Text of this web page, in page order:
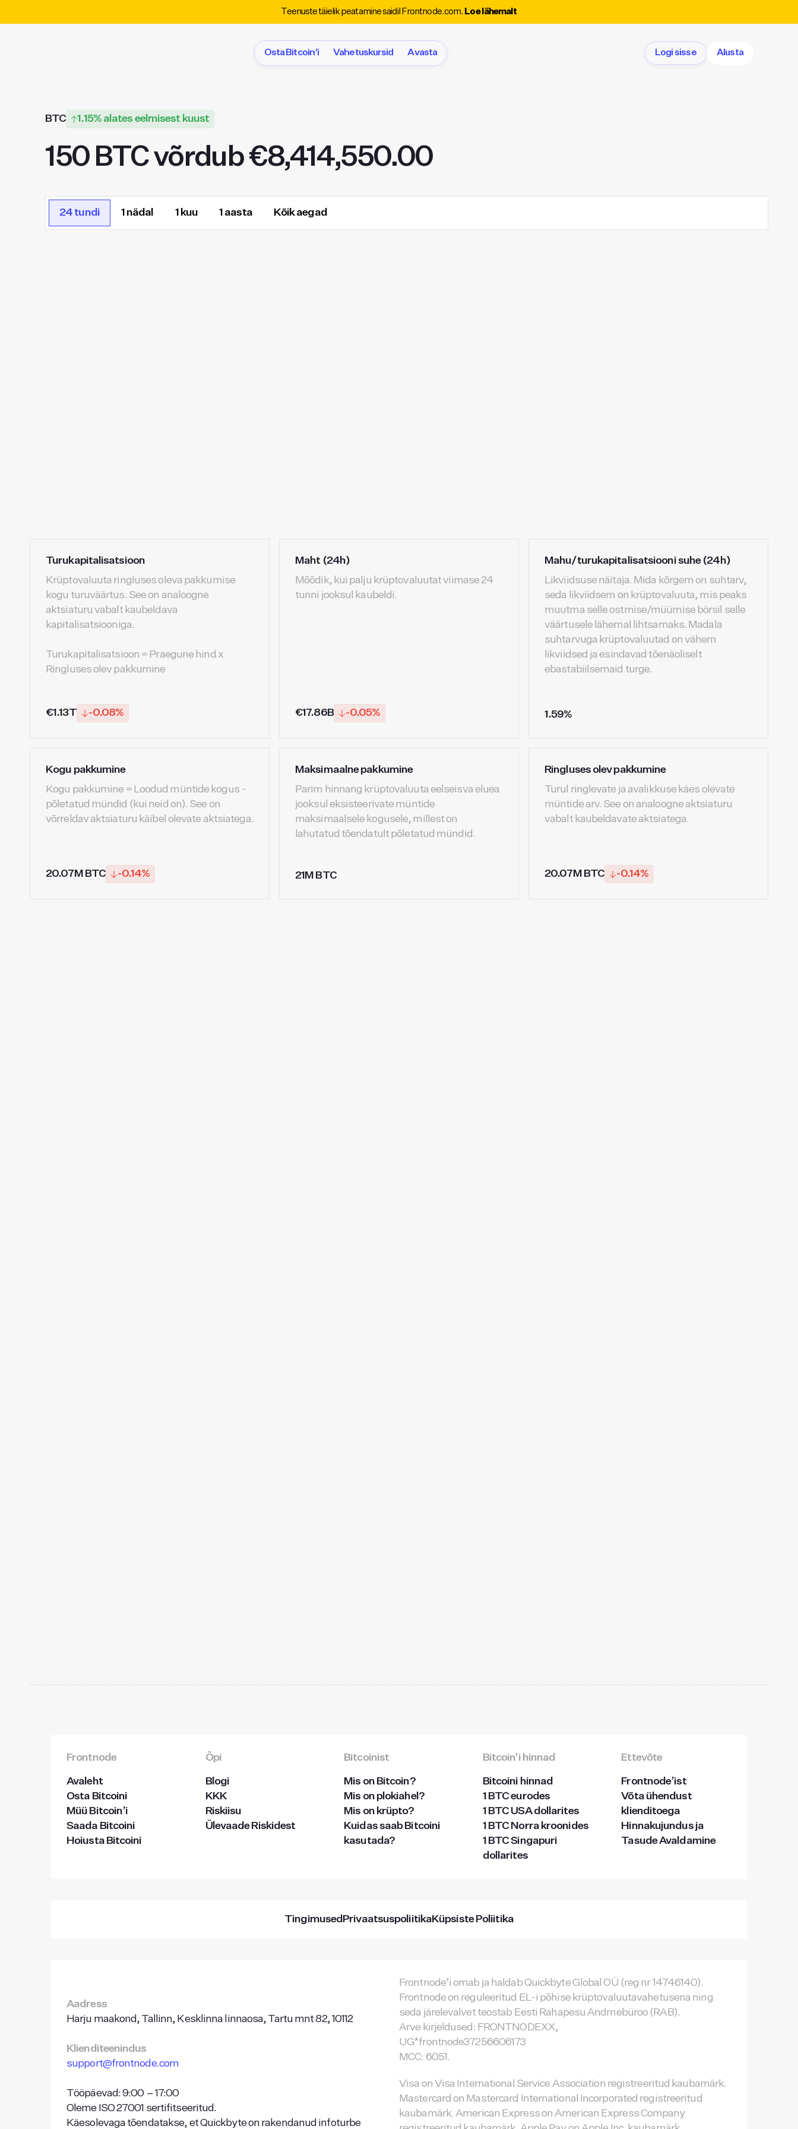
Teenuste täielik peatamine saidil Frontnode.com. Loe lähemalt
Osta Bitcoin’i Vahetuskursid Avasta Logi sisse Alusta
BTC 1.15% alates eelmisest kuust
150 BTC võrdub €8,414,550.00
24 tundi 1 nädal 1 kuu 1 aasta Kõik aegad
Turukapitalisatsioon
Krüptovaluuta ringluses oleva pakkumise
kogu turuväärtus. See on analoogne
aktsiaturu vabalt kaubeldava
kapitalisatsiooniga.
Turukapitalisatsioon = Praegune hind x
Ringluses olev pakkumine
€1.13T -0.08%
Maht (24h)
Mõõdik, kui palju krüptovaluutat viimase 24
tunni jooksul kaubeldi.
€17.86B -0.05%
Mahu/turukapitalisatsiooni suhe (24h)
Likviidsuse näitaja. Mida kõrgem on suhtarv,
seda likviidsem on krüptovaluuta, mis peaks
muutma selle ostmise/müümise börsil selle
väärtusele lähemal lihtsamaks. Madala
suhtarvuga krüptovaluutad on vähem
likviidsed ja esindavad tõenäoliselt
ebastabiilsemaid turge.
1.59%
Kogu pakkumine
Kogu pakkumine = Loodud müntide kogus -
põletatud mündid (kui neid on). See on
võrreldav aktsiaturu käibel olevate aktsiatega.
20.07M BTC -0.14%
Maksimaalne pakkumine
Parim hinnang krüptovaluuta eelseisva eluea
jooksul eksisteerivate müntide
maksimaalsele kogusele, millest on
lahutatud tõendatult põletatud mündid.
21M BTC
Ringluses olev pakkumine
Turul ringlevate ja avalikkuse käes olevate
müntide arv. See on analoogne aktsiaturu
vabalt kaubeldavate aktsiatega.
20.07M BTC -0.14%
Frontnode
Avaleht
Osta Bitcoini
Müü Bitcoin’i
Saada Bitcoini
Hoiusta Bitcoini
Õpi
Blogi
KKK
Riskiisu
Ülevaade Riskidest
Bitcoinist
Mis on Bitcoin?
Mis on plokiahel?
Mis on krüpto?
Kuidas saab Bitcoini
kasutada?
Bitcoin'i hinnad
Bitcoini hinnad
1 BTC eurodes
1 BTC USA dollarites
1 BTC Norra kroonides
1 BTC Singapuri
dollarites
Ettevõte
Frontnode’ist
Võta ühendust
klienditoega
Hinnakujundus ja
Tasude Avaldamine
Tingimused PrivaatsuspoliitikaKüpsiste Poliitika
Aadress
Harju maakond, Tallinn, Kesklinna linnaosa, Tartu mnt 82, 10112
Klienditeenindus
support@frontnode.com
Tööpäevad: 9:00 – 17:00
Oleme ISO 27001 sertifitseeritud.
Käesolevaga tõendatakse, et Quickbyte on rakendanud infoturbe
Frontnode’i omab ja haldab Quickbyte Global OÜ (reg nr 14746140).
Frontnode on reguleeritud EL-i põhise krüptovaluutavahetusena ning
seda järelevalvet teostab Eesti Rahapesu Andmebüroo (RAB).
Arve kirjeldused: FRONTNODEXX,
UG*frontnode37256606173
MCC: 6051.
Visa on Visa International Service Association registreeritud kaubamärk.
Mastercard on Mastercard International Incorporated registreeritud
kaubamärk. American Express on American Express Company